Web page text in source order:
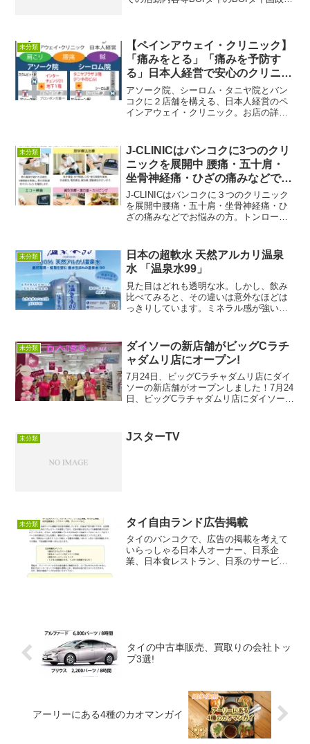
タイ労働省労働...
未分類
【ペインアウェイ・クリニック】
「痛みをとる」「痛みを予防す
る」日本人経営で安心のクリニッ
ク
アソーク院、シーロム・タニヤ院とバン
コクに２店舗を構える、日本人経営のペ
インアウェイ・クリニック。お店の詳細
プ5選!→タイ自由ランドの紹介ページ
『ペインアウェイ・クリ...
未分類
J-CLINICはバンコクに3つのクリ
ニックを展開中 腰痛・五十肩・
坐骨神経痛・ひざの痛みなどでお
悩みの方
J-CLINICはバンコクに３つのクリニック
を展開中腰痛・五十肩・坐骨神経痛・ひ
ざの痛みなどでお悩みの方。トンロー・
鍼灸治療・漢方薬で最適な治療を提案し
ます。３店...
未分類
日本の超軟水 天然アルカリ温泉
水 「温泉水99」
見た目はどれも透明な水。しかし、飲み
比べてみると、その違いは意外なほどは
っきりしています。ミネラル感が強い水
で、自然と飲みたくなる味わいです。
ONSENSUI99は、鹿...
未分類
ダイソーの新店舗がビッグCラチ
ャダムリ店にオープン!
7月24日、ビッグCラチャダムリ店にダイ
ソーの新店舗がオープンしました！7月24
日、ビッグCラチャダムリ店にダイソーの
イソーの商品を300バーツ以上お買い上げ
で、布製バ...
未分類 JスターTV
未分類 タイ自由ランド広告掲載
タイのバンコクで、広告の掲載を考えて
いらっしゃる日本人オーナー、日系企
業、日本食レストラン、日系のサービス
タイの中古車販売、買取りの会社トッ
プ3選!
アーリーにある4種のカオマンガイ